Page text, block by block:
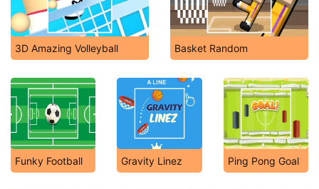
3D Amazing Volleyball Basket Random
Funky Football Gravity Linez Ping Pong Goal